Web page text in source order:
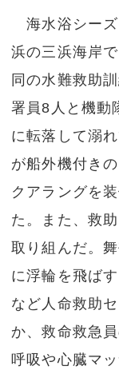
海水浴シーズ
浜の三浜海岸
同の水難救助
署員8人と機動
に転落して溺
が船外機付き
クアラングを
た。また、救
取り組んだ。
に浮輪を飛ば
など人命救助
か、救命救急
呼吸や心臓マ